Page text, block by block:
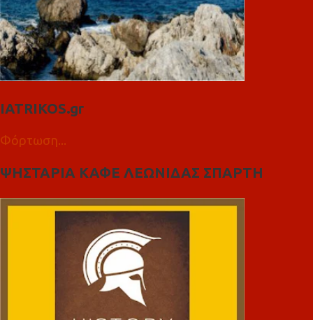
IATRIKOS.gr
Φόρτωση...
ΨΗΣΤΑΡΙΑ ΚΑΦΕ ΛΕΩΝΙΔΑΣ ΣΠΑΡΤΗ